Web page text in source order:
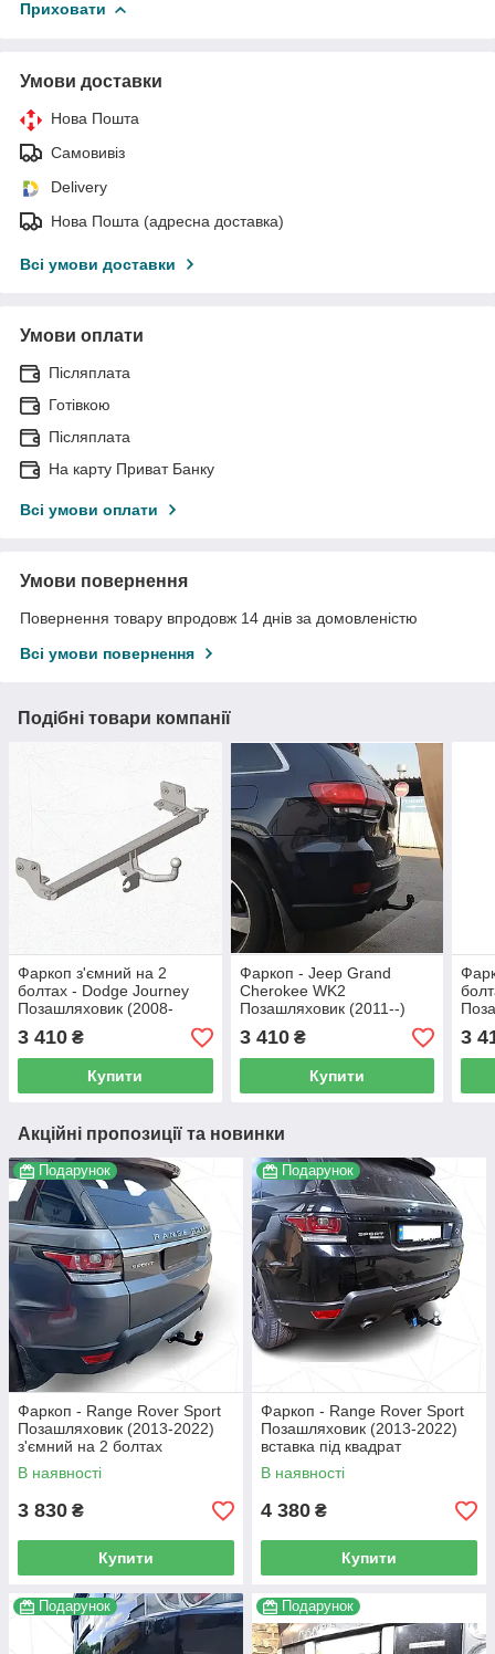
Приховати
Умови доставки
Нова Пошта
Самовивіз
Delivery
Нова Пошта (адресна доставка)
Всі умови доставки
Умови оплати
Післяплата
Готівкою
Післяплата
На карту Приват Банку
Всі умови оплати
Умови повернення
Повернення товару впродовж 14 днів за домовленістю
Всі умови повернення
Подібні товари компанії
Фаркоп з'ємний на 2
болтах - Dodge Journey
Позашляховик (2008-
2011)
3 410 ₴
Купити
Фаркоп - Jeep Grand
Cherokee WK2
Позашляховик (2011--)
з'ємний на 2 болтах
3 410₴
Купити
3
Акційні пропозиції та новинки
Подарунок
Фаркоп - Range Rover Sport
Позашляховик (2013-2022)
з'ємний на 2 болтах
В наявності
3 830 ₴
Купити
Подарунок
Фаркоп - Range Rover Sport
Позашляховик (2013-2022)
вставка під квадрат
В наявності
4 380 ₴
Купити
Подарунок Подарунок